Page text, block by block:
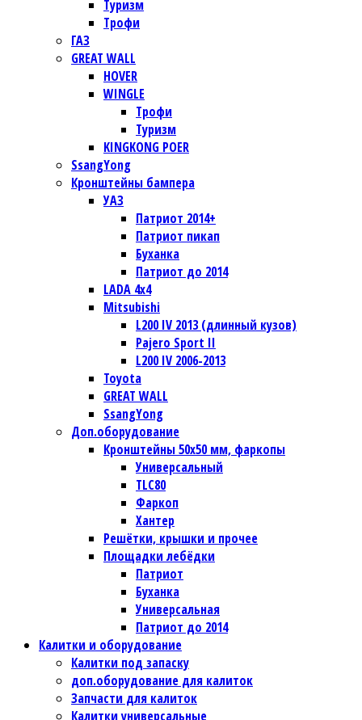
Туризм
Трофи
ГАЗ
GREAT WALL
HOVER
WINGLE
Трофи
Туризм
KINGKONG POER
SsangYong
Кронштейны бампера
УАЗ
Патриот 2014+
Патриот пикап
Буханка
Патриот до 2014
LADA 4x4
Mitsubishi
L200 IV 2013 (длинный кузов)
Pajero Sport II
L200 IV 2006-2013
Toyota
GREAT WALL
SsangYong
Доп.оборудование
Кронштейны 50х50 мм, фаркопы
Универсальный
TLC80
Фаркоп
Хантер
Решётки, крышки и прочее
Площадки лебёдки
Патриот
Буханка
Универсальная
Патриот до 2014
Калитки и оборудование
Калитки под запаску
доп.оборудование для калиток
Запчасти для калиток
Калитки универсальные